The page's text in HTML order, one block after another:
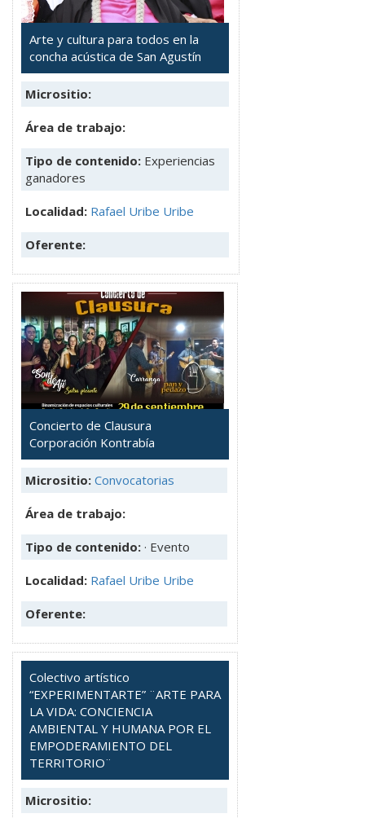
Arte y cultura para todos en la
concha acústica de San Agustín
Micrositio:
Área de trabajo:
Tipo de contenido: Experiencias
ganadores
Localidad: Rafael Uribe Uribe
Oferente:
Concierto de Clausura
Corporación Kontrabía
Micrositio: Convocatorias
Área de trabajo:
Tipo de contenido: · Evento
Localidad: Rafael Uribe Uribe
Oferente:
Colectivo artístico
“EXPERIMENTARTE” ¨ARTE PARA
LA VIDA: CONCIENCIA
AMBIENTAL Y HUMANA POR EL
EMPODERAMIENTO DEL
TERRITORIO¨
Micrositio: